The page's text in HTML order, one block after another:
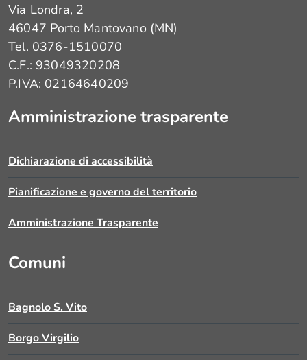
PER I
MINORENNI DI
BRESCIA -
LINEE GUIDA
DISTRETTUALE
›
Via Londra, 2
46047 Porto Mantovano (MN)
Tel. 0376-1510070
C.F.: 93049320208
P.IVA: 02164640209
Amministrazione trasparente
Dichiarazione di accessibilità
Pianificazione e governo del territorio
Amministrazione Trasparente
Comuni
Bagnolo S. Vito
Borgo Virgilio